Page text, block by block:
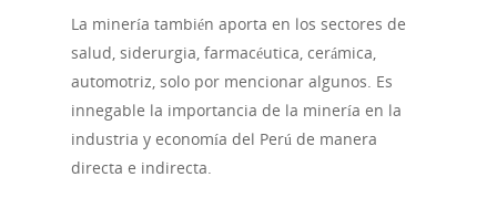
La minería también aporta en los sectores de
salud, siderurgia, farmacéutica, cerámica,
automotriz, solo por mencionar algunos. Es
innegable la importancia de la minería en la
industria y economía del Perú de manera
directa e indirecta.